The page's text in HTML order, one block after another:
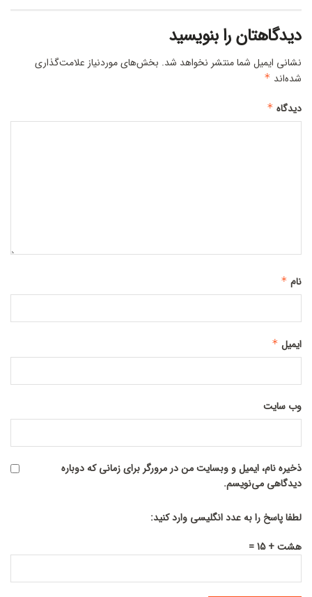
دیدگاهتان را بنویسید
نشانی ایمیل شما منتشر نخواهد شد. بخش‌های موردنیاز علامت‌گذاری
شده‌اند *
دیدگاه *
نام *
ایمیل *
وب‌ سایت
ذخیره نام، ایمیل و وبسایت من در مرورگر برای زمانی که دوباره
دیدگاهی می‌نویسم.
لطفا پاسخ را به عدد انگلیسی وارد کنید:
هشت + 15 =